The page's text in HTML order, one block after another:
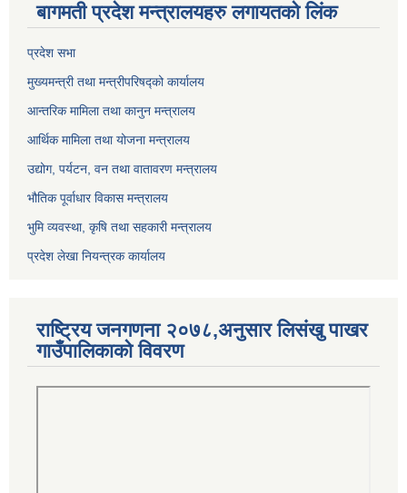
बागमती प्रदेश मन्त्रालयहरु लगायतको लिंक
प्रदेश सभा
मुख्यमन्त्री तथा मन्त्रीपरिषद्को कार्यालय
आन्तरिक मामिला तथा कानुन मन्त्रालय
आर्थिक मामिला तथा योजना मन्त्रालय
उद्योग, पर्यटन, वन तथा वातावरण मन्त्रालय
भौतिक पूर्वाधार विकास मन्त्रालय
भुमि व्यवस्था, कृषि तथा सहकारी मन्त्रालय
प्रदेश लेखा नियन्त्रक कार्यालय
राष्ट्रिय जनगणना २०७८,अनुसार लिसंखु पाखर
गाउँपालिकाको विवरण